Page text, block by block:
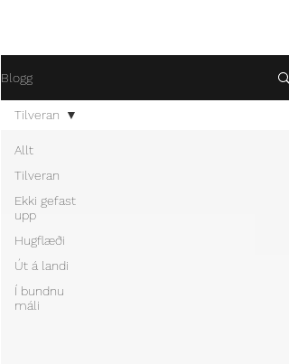
Blogg
Allt
Tilveran
Ekki gefast
upp
Hugflæði
Út á landi
Í bundnu
máli
Tilveran